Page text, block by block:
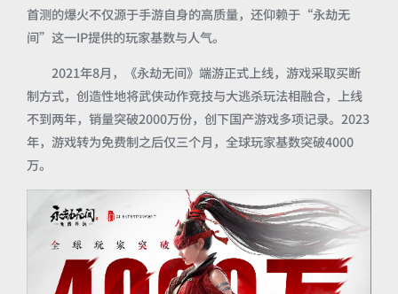
首测的爆火不仅源于手游自身的高质量，还仰赖于“永劫无
间”这一IP提供的玩家基数与人气。
2021年8月，《永劫无间》端游正式上线，游戏采取买断
制方式，创造性地将武侠动作竞技与大逃杀玩法相融合，上线
不到两年，销量突破2000万份，创下国产游戏多项记录。2023
年，游戏转为免费制之后仅三个月，全球玩家基数突破4000
万。